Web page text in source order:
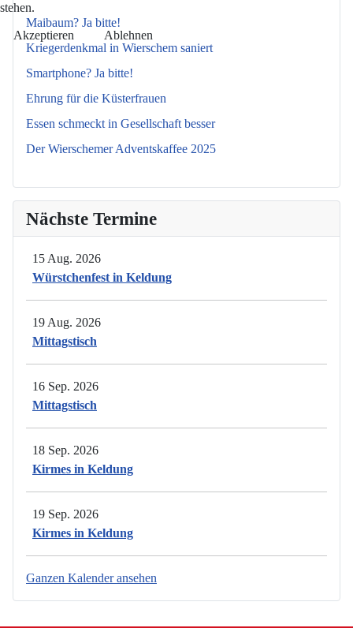
Maibaum? Ja bitte!
Kriegerdenkmal in Wierschem saniert
Smartphone? Ja bitte!
Ehrung für die Küsterfrauen
Essen schmeckt in Gesellschaft besser
Der Wierschemer Adventskaffee 2025
Nächste Termine
15 Aug. 2026
Würstchenfest in Keldung
19 Aug. 2026
Mittagstisch
16 Sep. 2026
Mittagstisch
18 Sep. 2026
Kirmes in Keldung
19 Sep. 2026
Kirmes in Keldung
Ganzen Kalender ansehen
stehen.
Akzeptieren Ablehnen